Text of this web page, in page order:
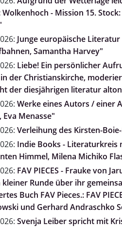
- Mission 15.
Junge europäische
Samantha Harvey"
Liebe! Ein persönlicher
der Christianskirche,
der diesjährigen literatur
Werke eines Autors / einer
Eva Menasse"
Verleihung des Kirsten-
Indie Books - Literaturkreis
Himmel, Milena Michiko
FAV PIECES - Frauke von
kleiner Runde über ihr
Buch FAV Pieces.: FAV
und Gerhard Andraschko
Svenja Leiber spricht mit